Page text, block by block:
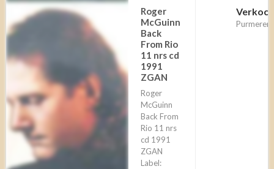
Roger
McGuinn
Back
From Rio
11 nrs cd
1991
ZGAN
Roger
McGuinn
Back From
Rio 11 nrs
cd 1991
ZGAN
Label: